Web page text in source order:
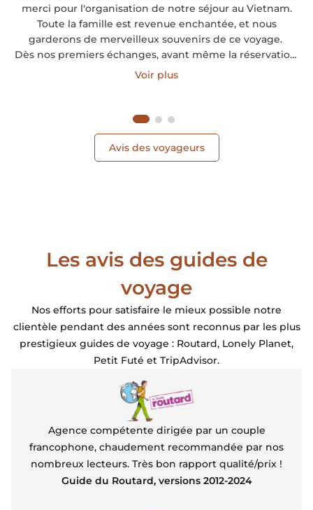
merci pour l'organisation de notre séjour au Vietnam.
Toute la famille est revenue enchantée, et nous
garderons de merveilleux souvenirs de ce voyage.
Dès nos premiers échanges, avant même la réservation,
vous avez pris le temps d'écouter nos attentes, de
Nous nous sommes tout de suite sentis en confiance.
Voir plus
Avis des voyageurs
Les avis des guides de
voyage
Nos efforts pour satisfaire le mieux possible notre
clientèle pendant des années sont reconnus par les plus
prestigieux guides de voyage : Routard, Lonely Planet,
Petit Futé et TripAdvisor.
Agence compétente dirigée par un couple
francophone, chaudement recommandée par nos
nombreux lecteurs. Très bon rapport qualité/prix !
Guide du Routard, versions 2012-2024